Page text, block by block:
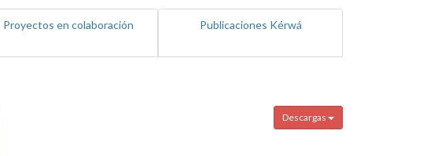
Proyectos en colaboración Publicaciones Kérwá
Descargas